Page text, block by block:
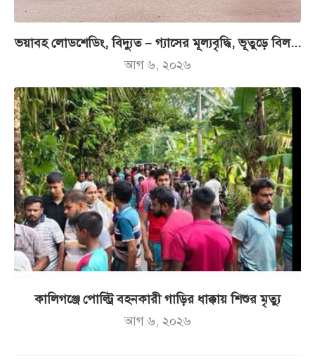
ভয়াবহ লোডশেডিং, বিদ্যুত – গ্যাসের মূল্যবৃদ্ধি, ভূতুড়ে বিল...
আগ ৬, ২০২৬
কালিগঞ্জে পোল্ট্রি বহনকারী গাড়ির ধাক্কায় শিশুর মৃত্যু
আগ ৬, ২০২৬